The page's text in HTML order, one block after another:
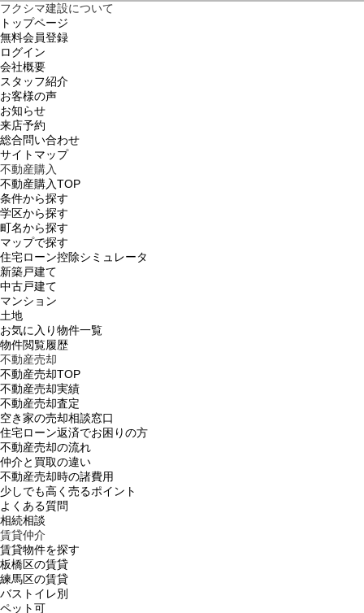
フクシマ建設について
トップページ
無料会員登録
ログイン
会社概要
スタッフ紹介
お客様の声
お知らせ
来店予約
総合問い合わせ
サイトマップ
不動産購入
不動産購入TOP
条件から探す
学区から探す
町名から探す
マップで探す
住宅ローン控除シミュレータ
新築戸建て
中古戸建て
マンション
土地
お気に入り物件一覧
物件閲覧履歴
不動産売却
不動産売却TOP
不動産売却実績
不動産売却査定
空き家の売却相談窓口
住宅ローン返済でお困りの方
不動産売却の流れ
仲介と買取の違い
不動産売却時の諸費用
少しでも高く売るポイント
よくある質問
相続相談
賃貸仲介
賃貸物件を探す
板橋区の賃貸
練馬区の賃貸
バストイレ別
ペット可